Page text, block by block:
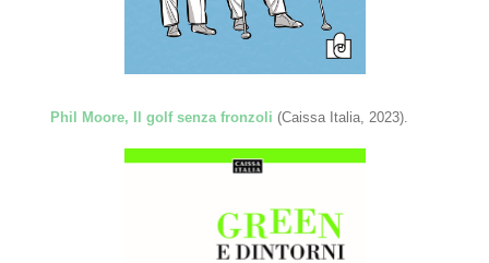
Phil Moore, Il golf senza fronzoli(Caissa Italia, 2023).